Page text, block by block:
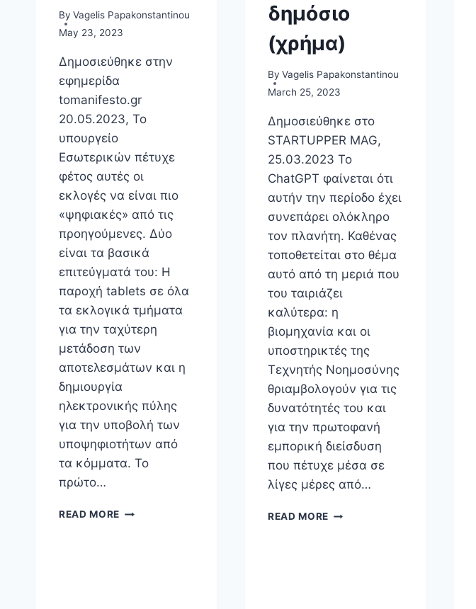
By Vagelis Papakonstantinou
May 23, 2023
Δημοσιεύθηκε στην
εφημερίδα
tomanifesto.gr
20.05.2023, Το
υπουργείο
Εσωτερικών πέτυχε
φέτος αυτές οι
εκλογές να είναι πιο
«ψηφιακές» από τις
προηγούμενες. Δύο
είναι τα βασικά
επιτεύγματά του: Η
παροχή tablets σε όλα
τα εκλογικά τμήματα
για την ταχύτερη
μετάδοση των
αποτελεσμάτων και η
δημιουργία
ηλεκτρονικής πύλης
για την υποβολή των
υποψηφιοτήτων από
τα κόμματα. Το
πρώτο…
READ MORE ΗΛΕΚΤΡΟΝΙΚΉ
δημόσιο
(χρήμα)
By Vagelis Papakonstantinou
March 25, 2023
Δημοσιεύθηκε στο
STARTUPPER MAG,
25.03.2023 Το
ChatGPT φαίνεται ότι
αυτήν την περίοδο έχει
συνεπάρει ολόκληρο
τον πλανήτη. Καθένας
τοποθετείται στο θέμα
αυτό από τη μεριά που
του ταιριάζει
καλύτερα: η
βιομηχανία και οι
υποστηρικτές της
Τεχνητής Νοημοσύνης
θριαμβολογούν για τις
δυνατότητές του και
για την πρωτοφανή
εμπορική διείσδυση
που πέτυχε μέσα σε
λίγες μέρες από…
READ MORE ΤΟ